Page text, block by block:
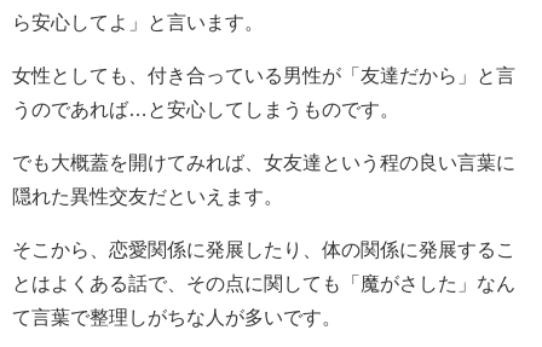
ら安心してよ」と言います。
女性としても、付き合っている男性が「友達だから」と言
うのであれば…と安心してしまうものです。
でも大概蓋を開けてみれば、女友達という程の良い言葉に
隠れた異性交友だといえます。
そこから、恋愛関係に発展したり、体の関係に発展するこ
とはよくある話で、その点に関しても「魔がさした」なん
て言葉で整理しがちな人が多いです。